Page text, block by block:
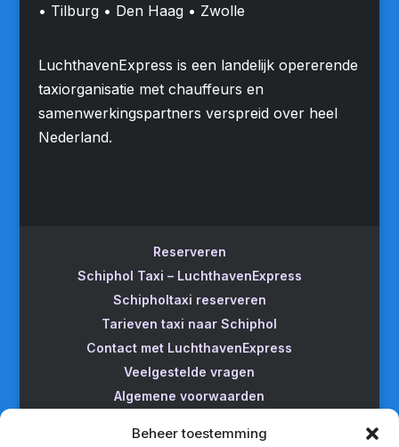
Beheer toestemming
• Tilburg • Den Haag • Zwolle
LuchthavenExpress is een landelijk opererende
taxiorganisatie met chauffeurs en
samenwerkingspartners verspreid over heel
Nederland.
Reserveren
Schiphol Taxi – LuchthavenExpress
Schipholtaxi reserveren
Tarieven taxi naar Schiphol
Contact met LuchthavenExpress
Veelgestelde vragen
Algemene voorwaarden